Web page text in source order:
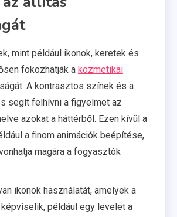
mint például ikonok, keretek és
fokozhatják a kozmetikai
A kontrasztos színek és a
segít felhívni a figyelmet az
azokat a háttérből. Ezen kívül a
a finom animációk beépítése,
magára a fogyasztók
ikonok használatát, amelyek a
például egy levelet a